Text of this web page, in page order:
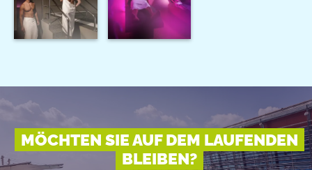
MÖCHTEN SIE AUF DEM LAUFENDEN
BLEIBEN?